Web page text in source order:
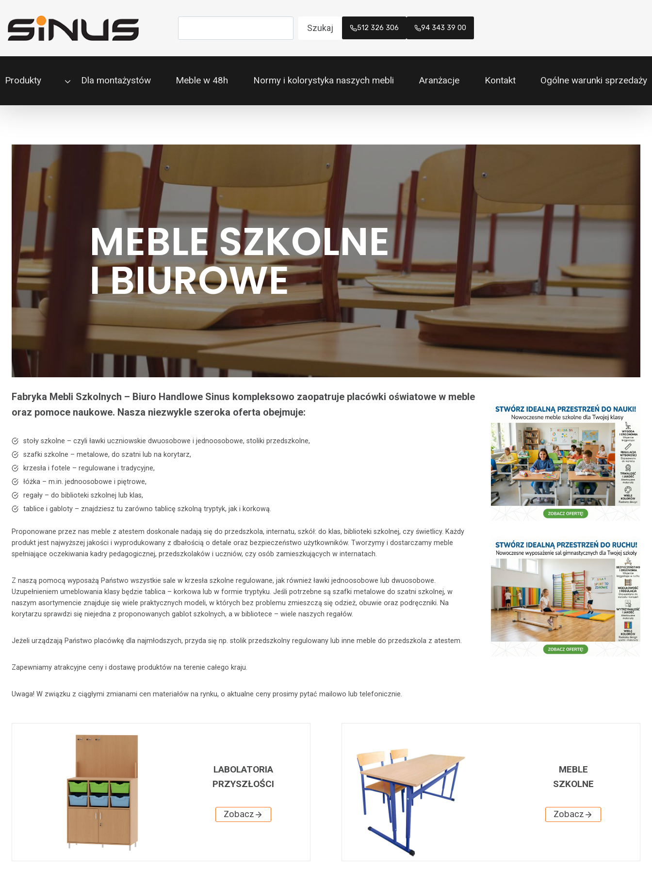
do
treści
Szukaj 512 326 306 94 343 39 00
Produkty Dla montażystów Meble w 48h Normy i kolorystyka naszych mebli Aranżacje Kontakt Ogólne warunki sprzedaży
MEBLE SZKOLNE
I BIUROWE
Fabryka Mebli Szkolnych – Biuro Handlowe Sinus kompleksowo zaopatruje placówki oświatowe w meble
oraz pomoce naukowe. Nasza niezwykle szeroka oferta obejmuje:
stoły szkolne – czyli ławki uczniowskie dwuosobowe i jednoosobowe, stoliki przedszkolne,
szafki szkolne – metalowe, do szatni lub na korytarz,
krzesła i fotele – regulowane i tradycyjne,
łóżka – m.in. jednoosobowe i piętrowe,
regały – do biblioteki szkolnej lub klas,
tablice i gabloty – znajdziesz tu zarówno tablicę szkolną tryptyk, jak i korkową.
Proponowane przez nas meble z atestem doskonale nadają się do przedszkola, internatu, szkół: do klas, biblioteki szkolnej, czy świetlicy. Każdy
produkt jest najwyższej jakości i wyprodukowany z dbałością o detale oraz bezpieczeństwo użytkowników. Tworzymy i dostarczamy meble
spełniające oczekiwania kadry pedagogicznej, przedszkolaków i uczniów, czy osób zamieszkujących w internatach.
Z naszą pomocą wyposażą Państwo wszystkie sale w krzesła szkolne regulowane, jak również ławki jednoosobowe lub dwuosobowe.
Uzupełnieniem umeblowania klasy będzie tablica – korkowa lub w formie tryptyku. Jeśli potrzebne są szafki metalowe do szatni szkolnej, w
naszym asortymencie znajduje się wiele praktycznych modeli, w których bez problemu zmieszczą się odzież, obuwie oraz podręczniki. Na
korytarzu sprawdzi się niejedna z proponowanych gablot szkolnych, a w bibliotece – wiele naszych regałów.
Jeżeli urządzają Państwo placówkę dla najmłodszych, przyda się np. stolik przedszkolny regulowany lub inne meble do przedszkola z atestem.
Zapewniamy atrakcyjne ceny i dostawę produktów na terenie całego kraju.
Uwaga! W związku z ciągłymi zmianami cen materiałów na rynku, o aktualne ceny prosimy pytać mailowo lub telefonicznie.
LABOLATORIA
PRZYSZŁOŚCI
Zobacz
MEBLE
SZKOLNE
Zobacz